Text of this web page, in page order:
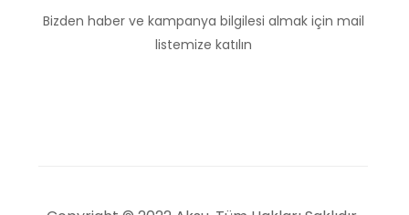
Bizden haber ve kampanya bilgilesi almak için mail
listemize katılın